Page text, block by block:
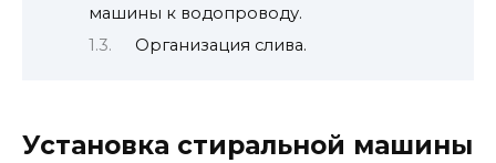
машины к водопроводу.
Организация слива.
Установка стиральной машины